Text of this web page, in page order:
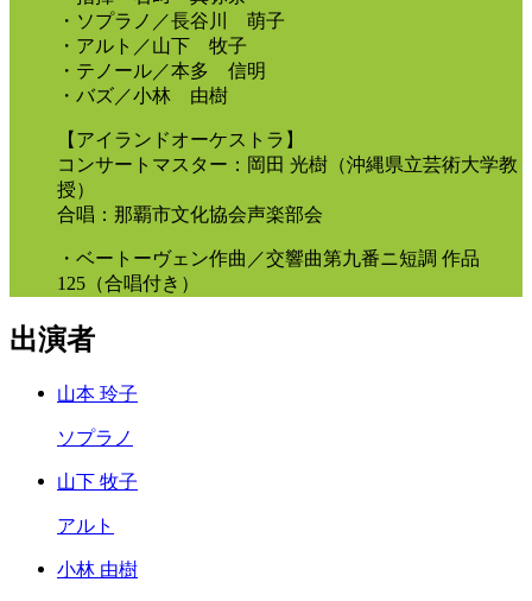
・ソプラノ／長谷川 萌子
・アルト／山下 牧子
・テノール／本多 信明
・バズ／小林 由樹
【アイランドオーケストラ】
コンサートマスター：岡田 光樹（沖縄県立芸術大学教
授）
合唱：那覇市文化協会声楽部会
・ベートーヴェン作曲／交響曲第九番ニ短調 作品
125（合唱付き）
出演者
山本 玲子
ソプラノ
山下 牧子
アルト
小林 由樹